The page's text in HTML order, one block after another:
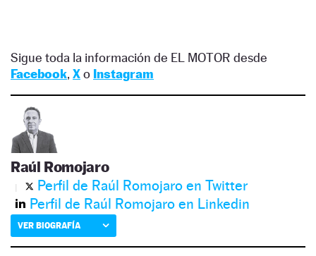
Sigue toda la información de EL MOTOR desde
Facebook, Xo Instagram
Raúl Romojaro
Perfil de Raúl Romojaro en Twitter
Perfil de Raúl Romojaro en Linkedin
VER BIOGRAFÍA